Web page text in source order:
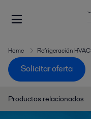
Home Refrigeración HVAC
Solicitar oferta
Productos relacionados